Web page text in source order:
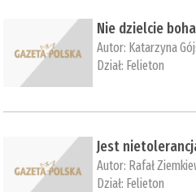
Nie dzielcie
Autor: Katarzyna
Dział: Felieton
Jest
Autor: Rafał
Dział: Felieton